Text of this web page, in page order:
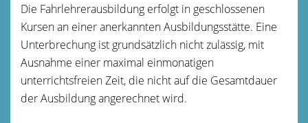
Die Fahrlehrerausbildung erfolgt in geschlossenen
Kursen an einer anerkannten Ausbildungsstätte. Eine
Unterbrechung ist grundsätzlich nicht zulässig, mit
Ausnahme einer maximal einmonatigen
unterrichtsfreien Zeit, die nicht auf die Gesamtdauer
der Ausbildung angerechnet wird.